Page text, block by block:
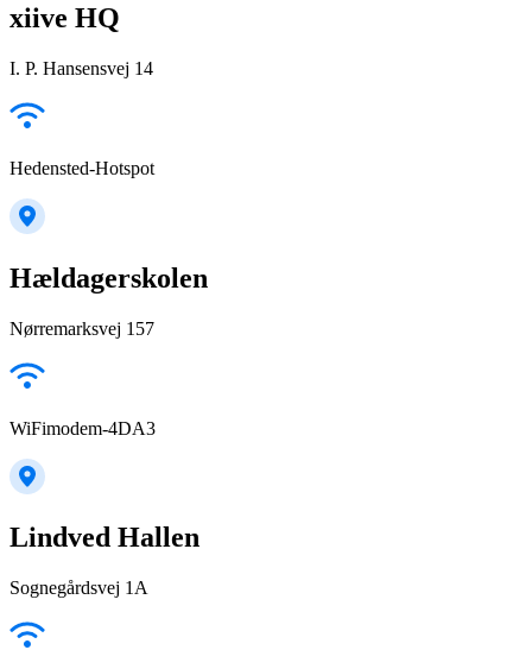
xiive HQ
I. P. Hansensvej 14
Hedensted-Hotspot
Hældagerskolen
Nørremarksvej 157
WiFimodem-4DA3
Lindved Hallen
Sognegårdsvej 1A